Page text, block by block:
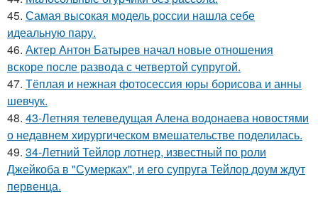
45. Самая высокая модель россии нашла себе
идеальную пару.
46. Актер Антон Батырев начал новые отношения
вскоре после развода с четвертой супругой.
47. Тёплая и нежная фотосессия юры борисова и анны
шевчук.
48. 43-Летняя телеведущая Алена водонаева новостями
о недавнем хирургическом вмешательстве поделилась.
49. 34-Летний Тейлор лотнер, известный по роли
Джейкоба в "Сумерках", и его супруга Тейлор доум ждут
первенца.